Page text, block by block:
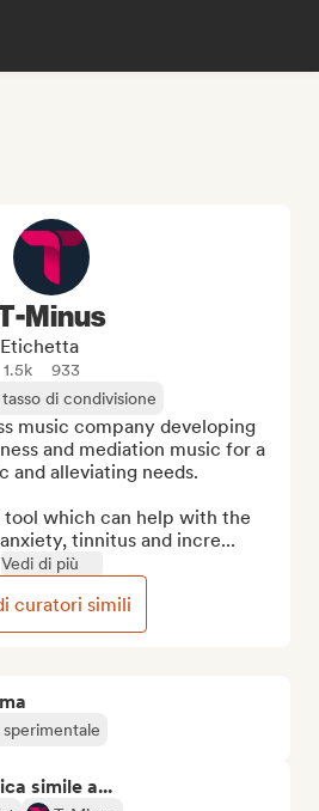
simile a...
Minus
Etichetta
1.5k
933
di condivisione
music company developing
and mediation music for a
and alleviating needs.
which can help with the
tinnitus and incre...
Vedi di più
curatori simili